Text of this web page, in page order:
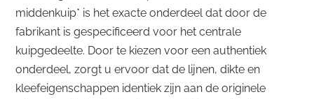
middenkuip* is het exacte onderdeel dat door de
fabrikant is gespecificeerd voor het centrale
kuipgedeelte. Door te kiezen voor een authentiek
onderdeel, zorgt u ervoor dat de lijnen, dikte en
kleefeigenschappen identiek zijn aan de originele